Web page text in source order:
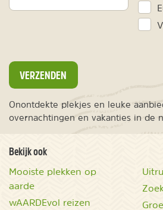
VERZENDEN
Onontdekte plekjes en leuke
overnachtingen en vakanties in de
Bekijk ook
Mooiste plekken op
aarde
wAARDEvol reizen